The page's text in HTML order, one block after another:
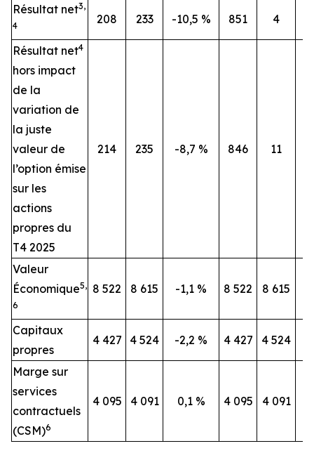
Résultat net3,
4
208 233 -10,5 % 851 4
Résultat net4
hors impact
de la
variation de
la juste
valeur de
l’option émise
sur les
actions
propres du
T4 2025
214 235 -8,7 % 846 11
Valeur
Économique5,
6
8 522 8 615 -1,1 % 8 522 8 615
Capitaux
propres
4 427 4 524 -2,2 % 4 427 4 524
Marge sur
services
contractuels
(CSM)6
4 095 4 091 0,1 % 4 095 4 091